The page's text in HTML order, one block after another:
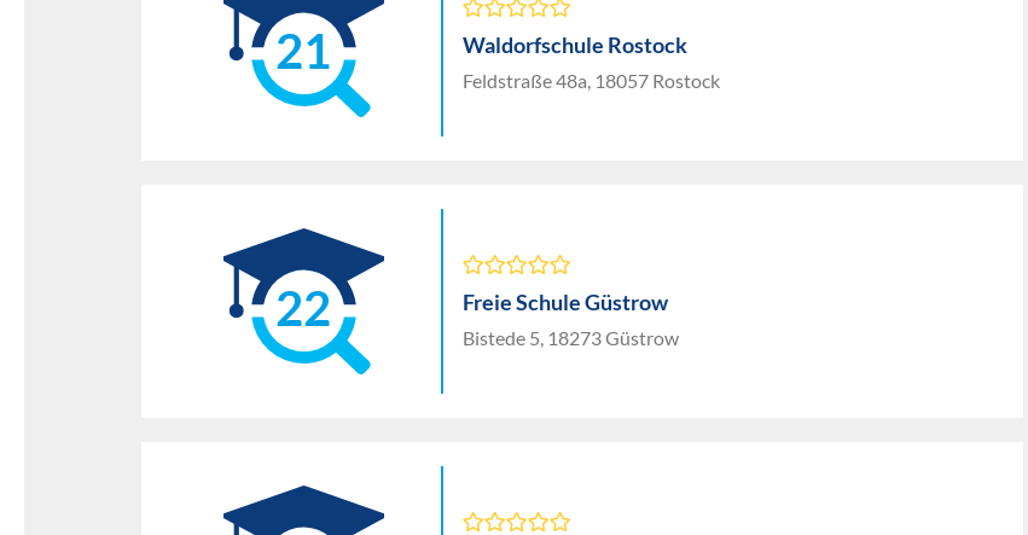
21 Waldorfschule Rostock
Feldstraße 48a, 18057 Rostock
22 Freie Schule Güstrow
Bistede 5, 18273 Güstrow